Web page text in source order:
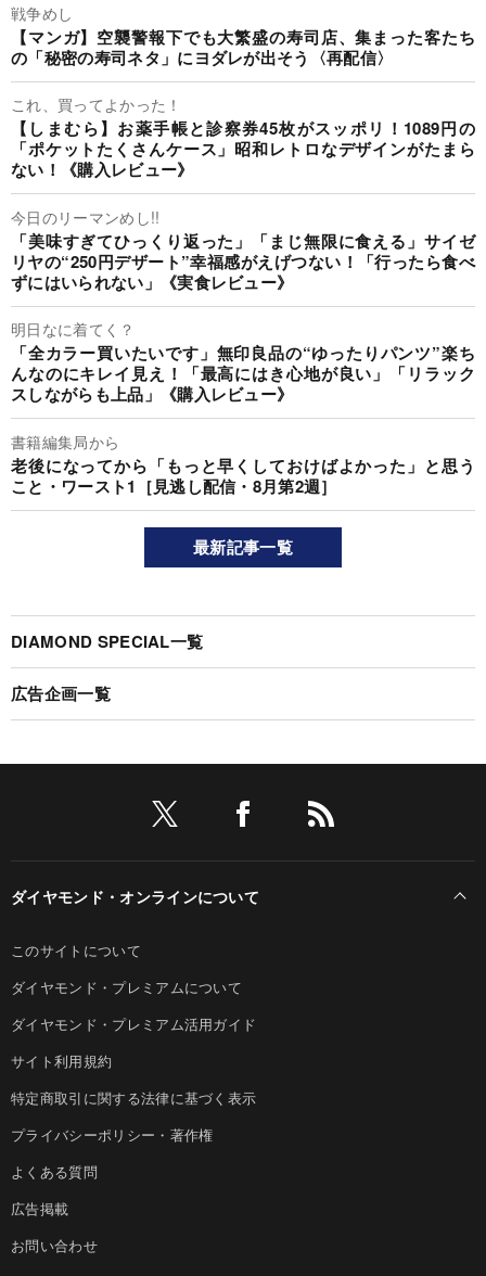
戦争めし
【マンガ】空襲警報下でも大繁盛の寿司店、集まった客たち
の「秘密の寿司ネタ」にヨダレが出そう〈再配信〉
これ、買ってよかった！
【しまむら】お薬手帳と診察券45枚がスッポリ！1089円の
「ポケットたくさんケース」昭和レトロなデザインがたまら
ない！《購入レビュー》
今日のリーマンめし!!
「美味すぎてひっくり返った」「まじ無限に食える」サイゼ
リヤの“250円デザート”幸福感がえげつない！「行ったら食べ
ずにはいられない」《実食レビュー》
明日なに着てく？
「全カラー買いたいです」無印良品の“ゆったりパンツ”楽ち
んなのにキレイ見え！「最高にはき心地が良い」「リラック
スしながらも上品」《購入レビュー》
書籍編集局から
老後になってから「もっと早くしておけばよかった」と思う
こと・ワースト1［見逃し配信・8月第2週］
最新記事一覧
DIAMOND SPECIAL一覧
広告企画一覧
ダイヤモンド・オンラインについて
このサイトについて
ダイヤモンド・プレミアムについて
ダイヤモンド・プレミアム活用ガイド
サイト利用規約
特定商取引に関する法律に基づく表示
プライバシーポリシー・著作権
よくある質問
広告掲載
お問い合わせ